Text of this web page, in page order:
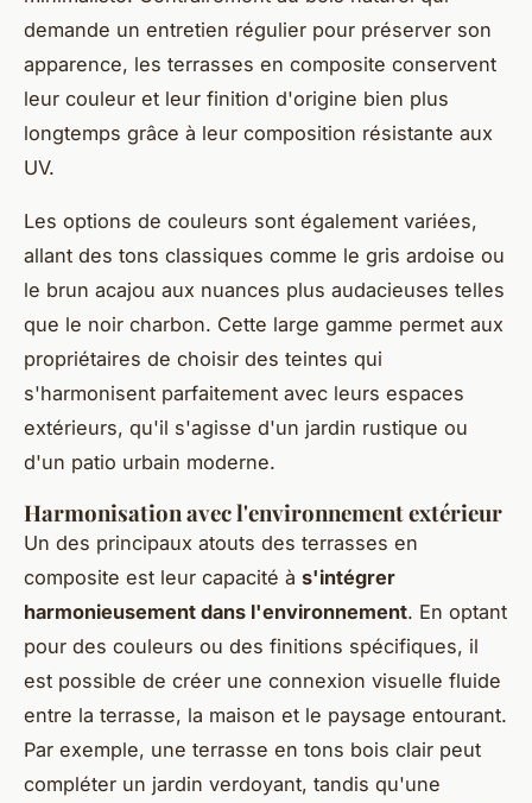
demande un entretien régulier pour préserver son
apparence, les terrasses en composite conservent
leur couleur et leur finition d'origine bien plus
longtemps grâce à leur composition résistante aux
UV.
Les options de couleurs sont également variées,
allant des tons classiques comme le gris ardoise ou
le brun acajou aux nuances plus audacieuses telles
que le noir charbon. Cette large gamme permet aux
propriétaires de choisir des teintes qui
s'harmonisent parfaitement avec leurs espaces
extérieurs, qu'il s'agisse d'un jardin rustique ou
d'un patio urbain moderne.
Harmonisation avec l'environnement extérieur
Un des principaux atouts des terrasses en
composite est leur capacité à s'intégrer
harmonieusement dans l'environnement. En optant
pour des couleurs ou des finitions spécifiques, il
est possible de créer une connexion visuelle fluide
entre la terrasse, la maison et le paysage entourant.
Par exemple, une terrasse en tons bois clair peut
compléter un jardin verdoyant, tandis qu'une